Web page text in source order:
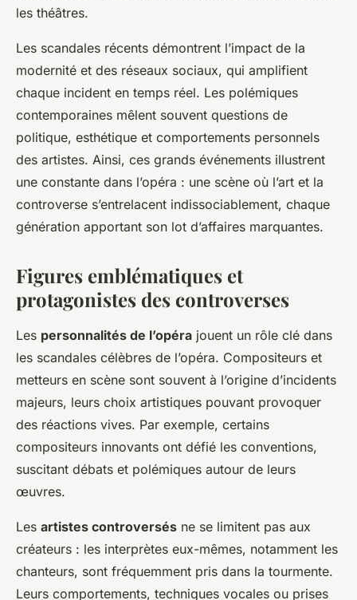
les théâtres.
Les scandales récents démontrent l’impact de la
modernité et des réseaux sociaux, qui amplifient
chaque incident en temps réel. Les polémiques
contemporaines mêlent souvent questions de
politique, esthétique et comportements personnels
des artistes. Ainsi, ces grands événements illustrent
une constante dans l’opéra : une scène où l’art et la
controverse s’entrelacent indissociablement, chaque
génération apportant son lot d’affaires marquantes.
Figures emblématiques et
protagonistes des controverses
Les personnalités de l’opéra jouent un rôle clé dans
les scandales célèbres de l’opéra. Compositeurs et
metteurs en scène sont souvent à l’origine d’incidents
majeurs, leurs choix artistiques pouvant provoquer
des réactions vives. Par exemple, certains
compositeurs innovants ont défié les conventions,
suscitant débats et polémiques autour de leurs
œuvres.
Les artistes controversés ne se limitent pas aux
créateurs : les interprètes eux-mêmes, notamment les
chanteurs, sont fréquemment pris dans la tourmente.
Leurs comportements, techniques vocales ou prises